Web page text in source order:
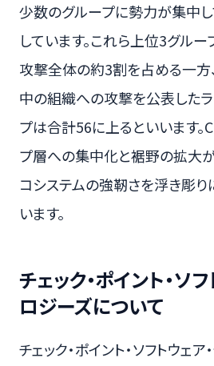
少数のグループに勢力が集中
しています。これら上位3グル
攻撃全体の約3割を占める一方
中の組織への攻撃を公表した
プは合計56に上るといいます。
プ層への集中化と裾野の拡大が
コシステムの強靭さを浮き彫り
います。
チェック・ポイント・ソ
ロジーズについて
チェック・ポイント・ソフトウェア